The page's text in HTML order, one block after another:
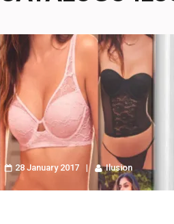
28 January 2017 Ilusion